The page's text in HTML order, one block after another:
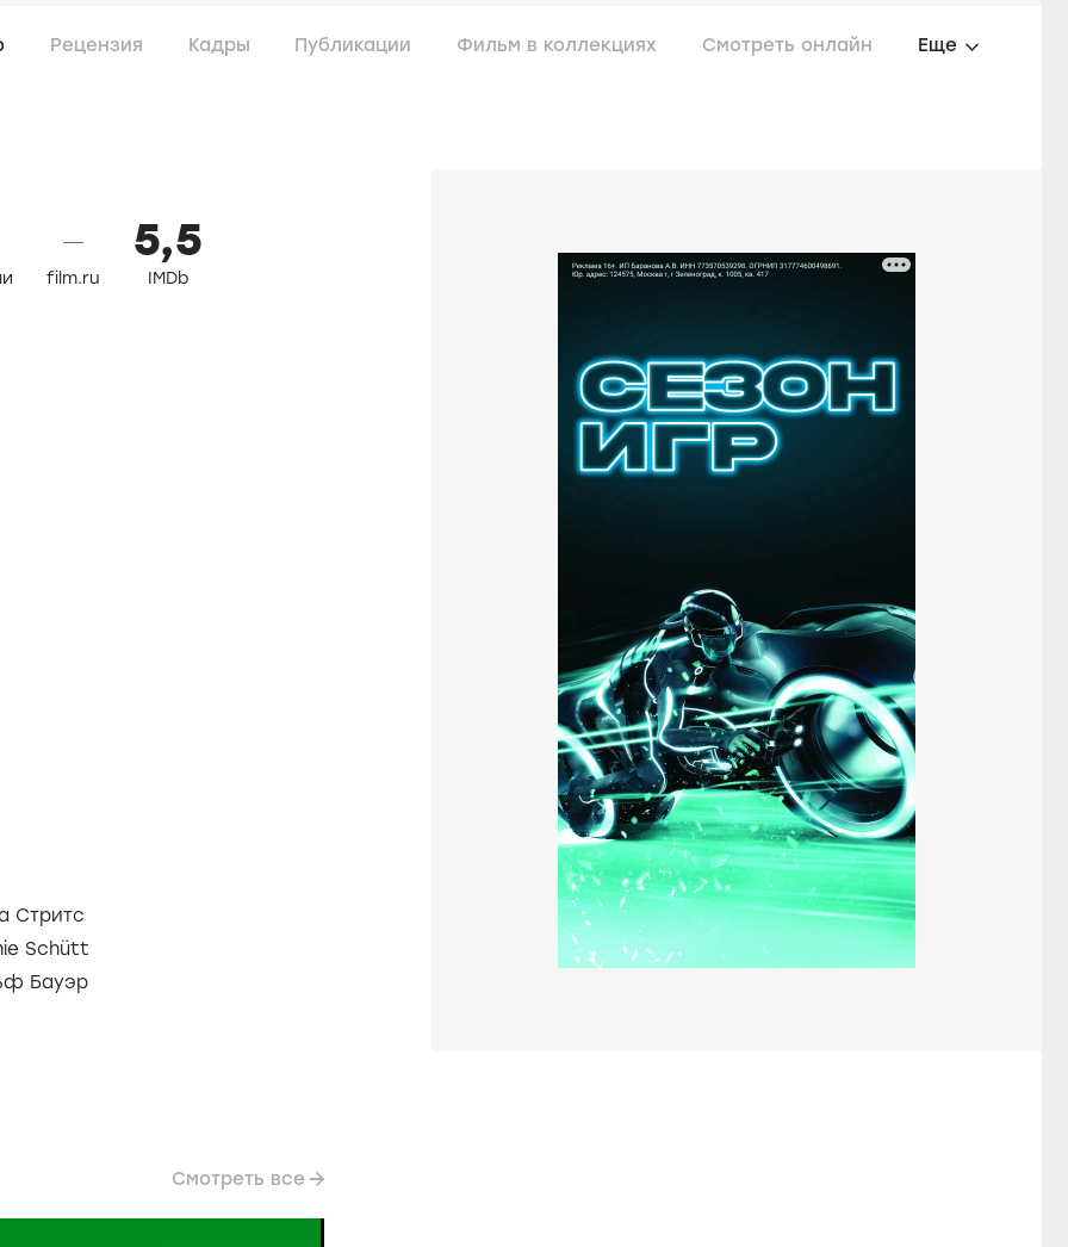
Рецензия Кадры Публикации Фильм в коллекциях Смотреть онлайн Еще
—
film.ru
5,5
IMDb
Стритс
Schütt
Бауэр
Смотреть все